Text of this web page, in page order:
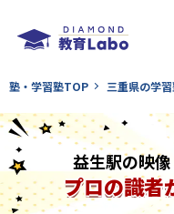
塾・学習塾TOP 三重県の学
益生駅の映
プロの識者